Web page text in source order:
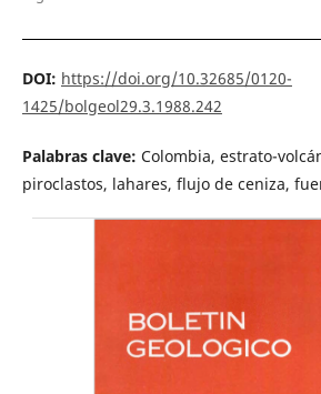
DOI: https://doi.org/10.32685/0120-
1425/bolgeol29.3.1988.242
Palabras clave: Colombia, estrato-
piroclastos, lahares, flujo de ceniza,